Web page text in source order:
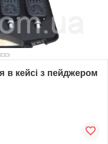
в кейсі з пейджером